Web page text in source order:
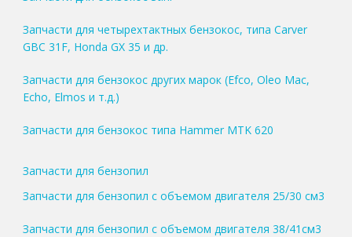
Запчасти для четырехтактных бензокос, типа Carver
GBC 31F, Honda GX 35 и др.
Запчасти для бензокос других марок (Efco, Oleo Mac,
Echo, Elmos и т.д.)
Запчасти для бензокос типа Hammer MTK 620
Запчасти для бензопил
Запчасти для бензопил с объемом двигателя 25/30 см3
Запчасти для бензопил с объемом двигателя 38/41см3